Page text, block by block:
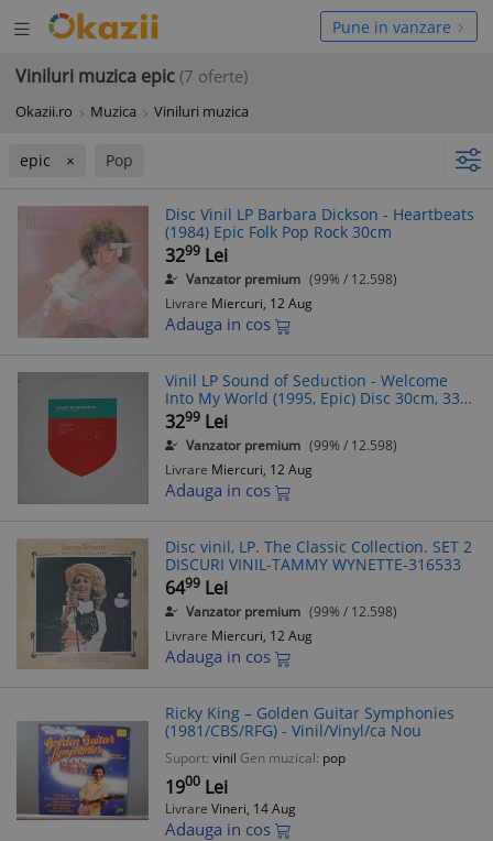
Deschide
meniul
Pune in vanzare
Viniluri muzica epic (7 oferte)
Okazii.ro Muzica Viniluri muzica
epic Pop
Disc Vinil LP Barbara Dickson - Heartbeats
(1984) Epic Folk Pop Rock 30cm
3299 Lei
Vanzator premium (99% / 12.598)
Livrare Miercuri, 12 Aug
Adauga in cos
Vinil LP Sound of Seduction - Welcome
Into My World (1995, Epic) Disc 30cm, 33
RPM - Stare Buna
3299 Lei
Vanzator premium (99% / 12.598)
Livrare Miercuri, 12 Aug
Adauga in cos
Disc vinil, LP. The Classic Collection. SET 2
DISCURI VINIL-TAMMY WYNETTE-316533
6499 Lei
Vanzator premium (99% / 12.598)
Livrare Miercuri, 12 Aug
Adauga in cos
Ricky King – Golden Guitar Symphonies
(1981/CBS/RFG) - Vinil/Vinyl/ca Nou
Suport: vinil Gen muzical: pop
1900 Lei
Livrare Vineri, 14 Aug
Adauga in cos